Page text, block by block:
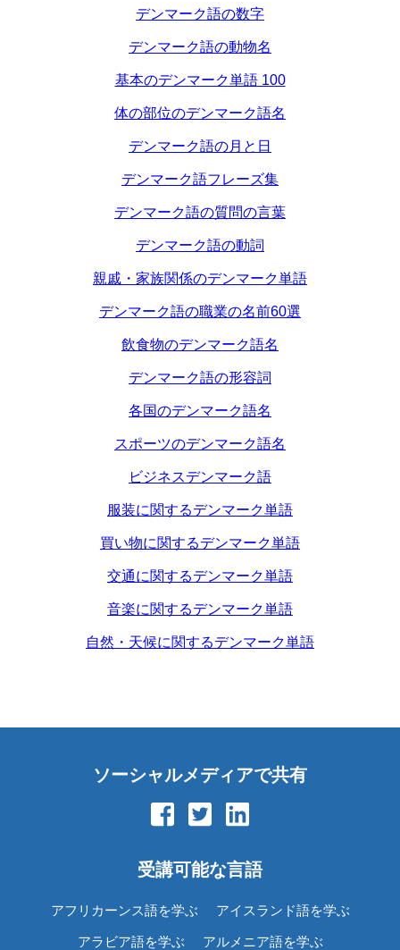
デンマーク語の数字
デンマーク語の動物名
基本のデンマーク単語 100
体の部位のデンマーク語名
デンマーク語の月と日
デンマーク語フレーズ集
デンマーク語の質問の言葉
デンマーク語の動詞
親戚・家族関係のデンマーク単語
デンマーク語の職業の名前60選
飲食物のデンマーク語名
デンマーク語の形容詞
各国のデンマーク語名
スポーツのデンマーク語名
ビジネスデンマーク語
服装に関するデンマーク単語
買い物に関するデンマーク単語
交通に関するデンマーク単語
音楽に関するデンマーク単語
自然・天候に関するデンマーク単語
ソーシャルメディアで共有
受講可能な言語
アフリカーンス語を学ぶ アイスランド語を学ぶ
アラビア語を学ぶ アルメニア語を学ぶ